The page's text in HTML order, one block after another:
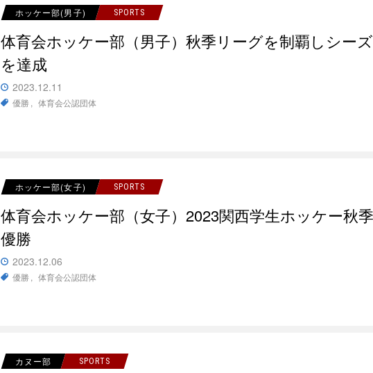
ホッケー部(男子) SPORTS
体育会ホッケー部（男子）秋季リーグを制覇しシー
を達成
2023.12.11
優勝 体育会公認団体
ホッケー部(女子) SPORTS
体育会ホッケー部（女子）2023関西学生ホッケー秋
優勝
2023.12.06
優勝 体育会公認団体
カヌー部 SPORTS